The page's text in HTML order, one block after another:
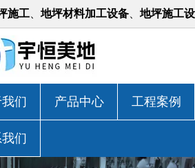
施工 地坪材料加工设备 地坪施工设
等，价格实惠！
们 产品中心 工程案例
们